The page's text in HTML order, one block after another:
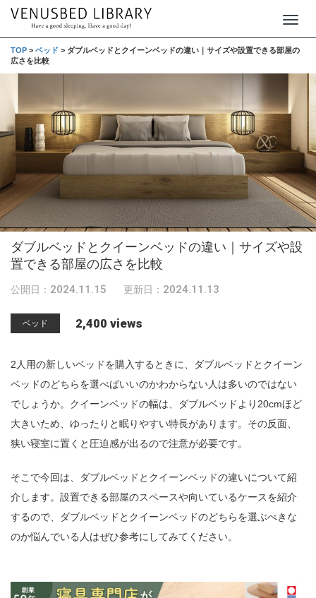
o
l
n
a
v
i
g
a
TOP > ベッド > ダブルベッドとクイーンベッドの違い｜サイズや設置できる部屋の
広さを比較
ダブルベッドとクイーンベッドの違い｜サイズや設
置できる部屋の広さを比較
公開日： 2024.11.15 更新日： 2024.11.13
ベッド 2,400 views
2人用の新しいベッドを購入するときに、ダブルベッドとクイーン
ベッドのどちらを選べばいいのかわからない人は多いのではない
でしょうか。クイーンベッドの幅は、ダブルベッドより20cmほど
大きいため、ゆったりと眠りやすい特長があります。その反面、
狭い寝室に置くと圧迫感が出るので注意が必要です。
そこで今回は、ダブルベッドとクイーンベッドの違いについて紹
介します。設置できる部屋のスペースや向いているケースを紹介
するので、ダブルベッドとクイーンベッドのどちらを選ぶべきな
のか悩んでいる人はぜひ参考にしてみてください。